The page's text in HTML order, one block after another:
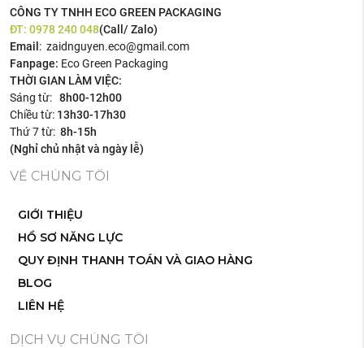
CÔNG TY TNHH ECO GREEN PACKAGING
ĐT:0978 240 048(Call/ Zalo)
Email : zaidnguyen.eco@gmail.com
Fanpage: Eco Green Packaging
THỜI GIAN LÀM VIỆC:
Sáng từ:8h00-12h00
Chiều từ: 13h30-17h30
Thứ 7 từ:8h-15h
(Nghỉ chủ nhật và ngày lễ)
VỀ CHÚNG TÔI
GIỚI THIỆU
HỒ SƠ NĂNG LỰC
QUY ĐỊNH THANH TOÁN VÀ GIAO HÀNG
BLOG
LIÊN HỆ
DỊCH VỤ CHÚNG TÔI